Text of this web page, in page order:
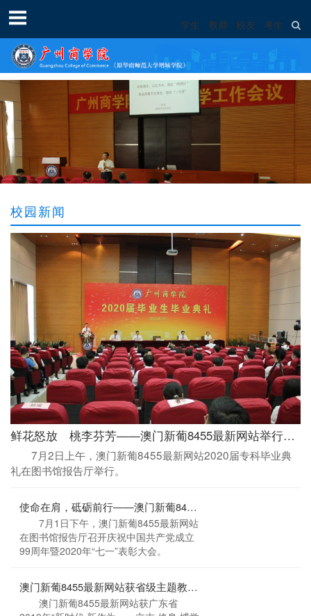
学生 教师 校友 考生
校园新闻
鲜花怒放 桃李芬芳——澳门新葡8455最新网站举行2020届专科毕业典礼
7月2日上午，澳门新葡8455最新网站2020届专科毕业典
礼在图书馆报告厅举行。
使命在肩，砥砺前行——澳门新葡8455最新网站召开庆祝中国共产党成立99周年暨2020年“七一”表彰大会
7月1日下午，澳门新葡8455最新网站
在图书馆报告厅召开庆祝中国共产党成立
99周年暨2020年“七一”表彰大会。
澳门新葡8455最新网站获省级主题教育系列活动优秀组织奖
澳门新葡8455最新网站获广东省